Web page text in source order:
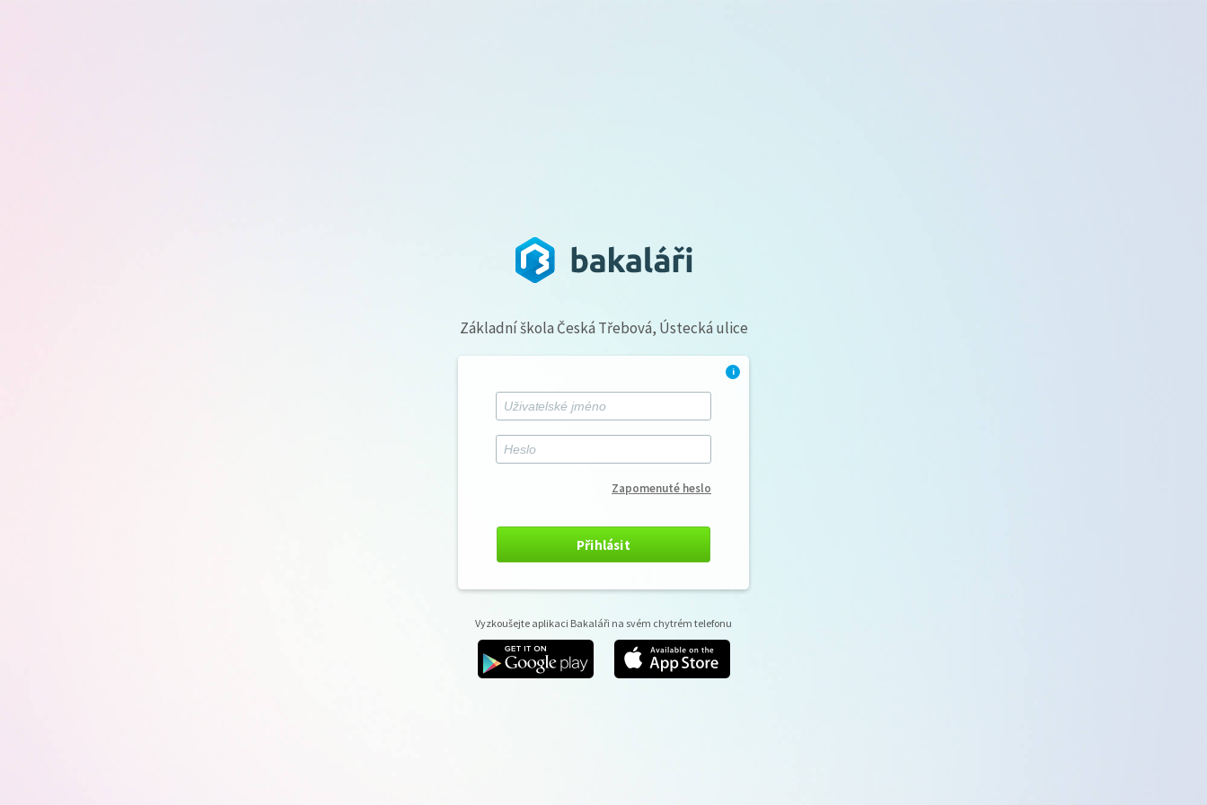
Základní škola Česká Třebová, Ústecká ulice
i
Zapomenuté heslo
Přihlásit
Vyzkoušejte aplikaci Bakaláři na svém chytrém telefonu